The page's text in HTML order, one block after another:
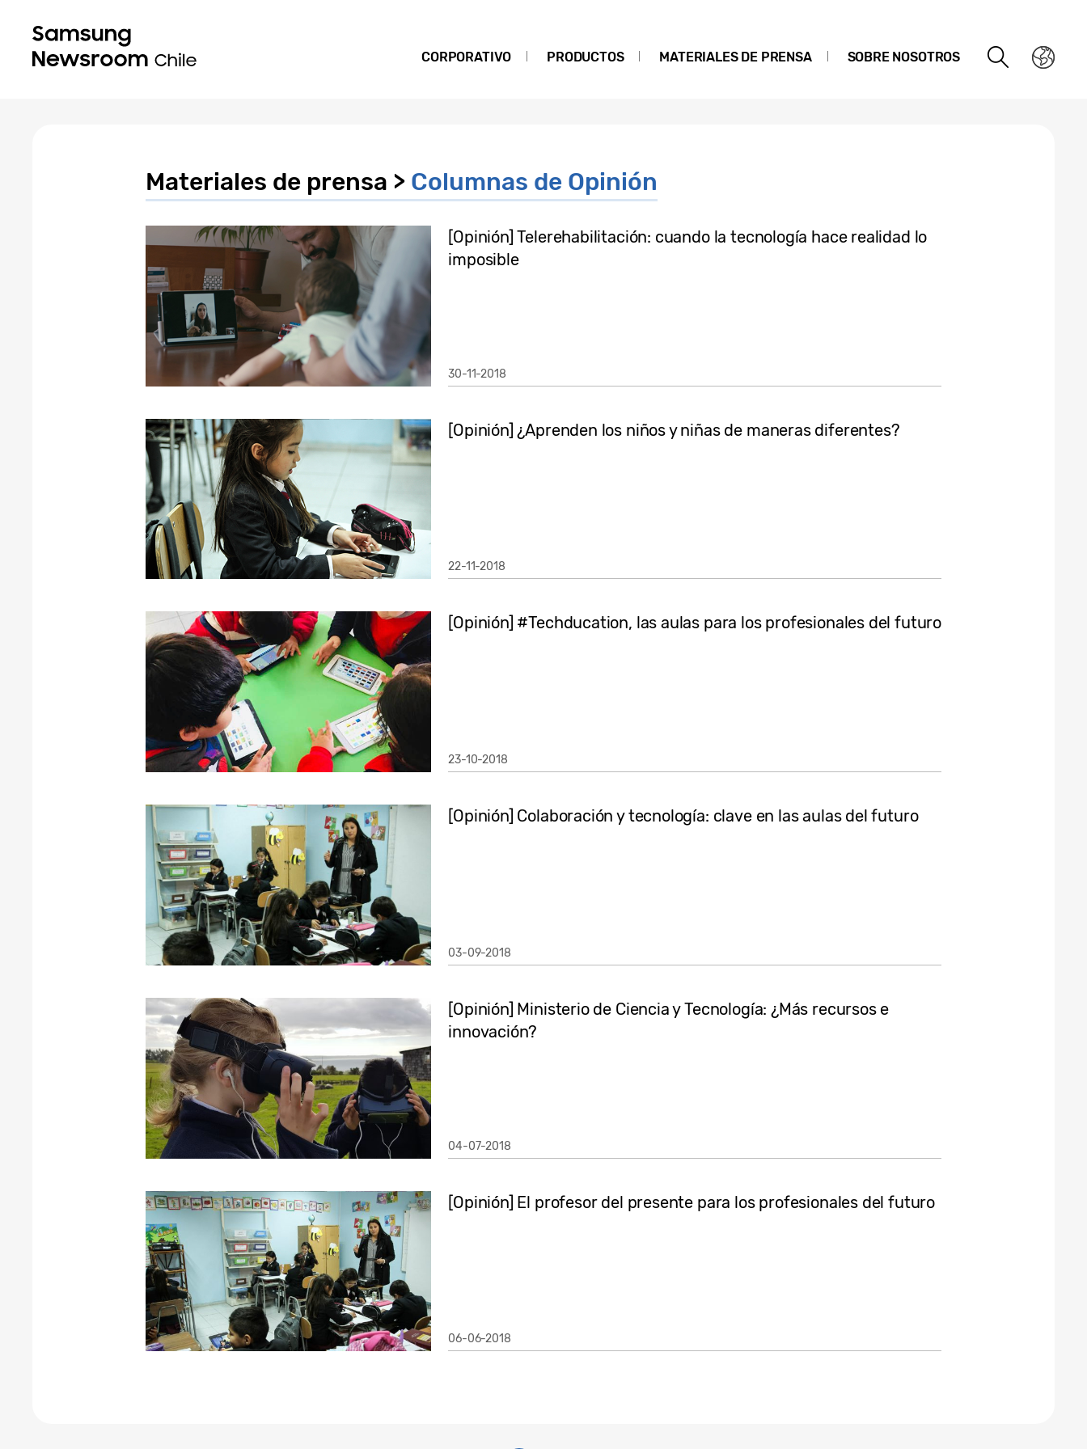
CORPORATIVO PRODUCTOS MATERIALES DE PRENSA SOBRE NOSOTROS
Materiales de prensa > Columnas de Opinión
[Opinión] Telerehabilitación: cuando la tecnología hace realidad lo
imposible
30-11-2018
[Opinión] ¿Aprenden los niños y niñas de maneras diferentes?
22-11-2018
[Opinión] #Techducation, las aulas para los profesionales del futuro
23-10-2018
[Opinión] Colaboración y tecnología: clave en las aulas del futuro
03-09-2018
[Opinión] Ministerio de Ciencia y Tecnología: ¿Más recursos e
innovación?
04-07-2018
[Opinión] El profesor del presente para los profesionales del futuro
06-06-2018